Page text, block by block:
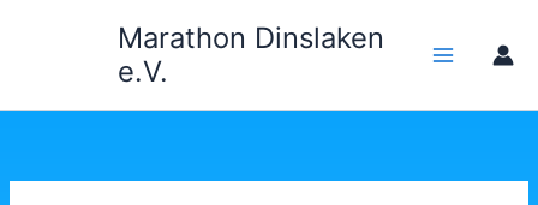
Marathon Dinslaken
e.V.